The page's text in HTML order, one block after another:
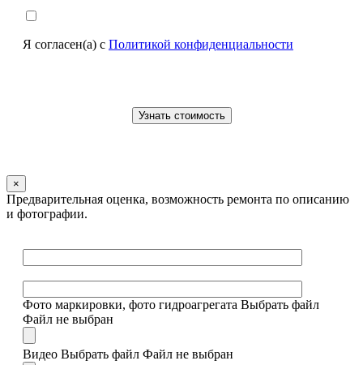
Я согласен(а) с Политикой конфиденциальности
×
Предварительная оценка, возможность ремонта по описанию
и фотографии.
Фото маркировки, фото гидроагрегата Выбрать файл
Файл не выбран
Видео Выбрать файл Файл не выбран